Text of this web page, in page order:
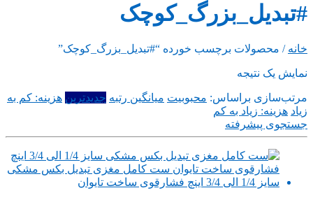
#تبدیل_بزرگ_کوچک
خانه / محصولات برچسب خورده “#تبدیل_بزرگ_کوچک”
نمایش یک نتیجه
مرتب‌سازی براساس: محبوبیت میانگین رتبه جدیدترین هزینه: کم به
زیاد هزینه: زیاد به کم
جستجوی پیشرفته